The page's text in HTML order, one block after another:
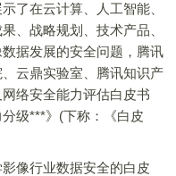
了在云计算、人工智能、
、战略规划、技术产品、
据发展的安全问题，腾讯
云鼎实验室、腾讯知识产
络安全能力评估白皮书
级***》(下称：《白皮
像行业数据安全的白皮